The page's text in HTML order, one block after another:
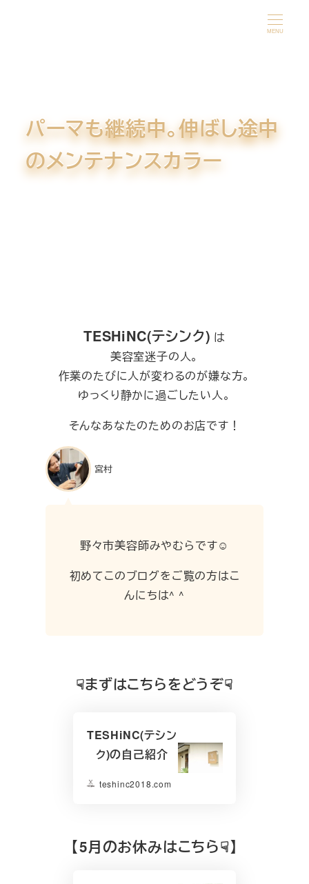
MENU
パーマも継続中。伸ばし途中
のメンテナンスカラー
TESHiNC(テシンク) は
美容室迷子の人。
作業のたびに人が変わるのが嫌な方。
ゆっくり静かに過ごしたい人。
そんなあなたのためのお店です！
宮村
野々市美容師みやむらです☺︎
初めてこのブログをご覧の方はこ
んにちは^ ^
☟まずはこちらをどうぞ☟
TESHiNC(テシン
ク)の自己紹介
teshinc2018.com
【5月のお休みはこちら☟】